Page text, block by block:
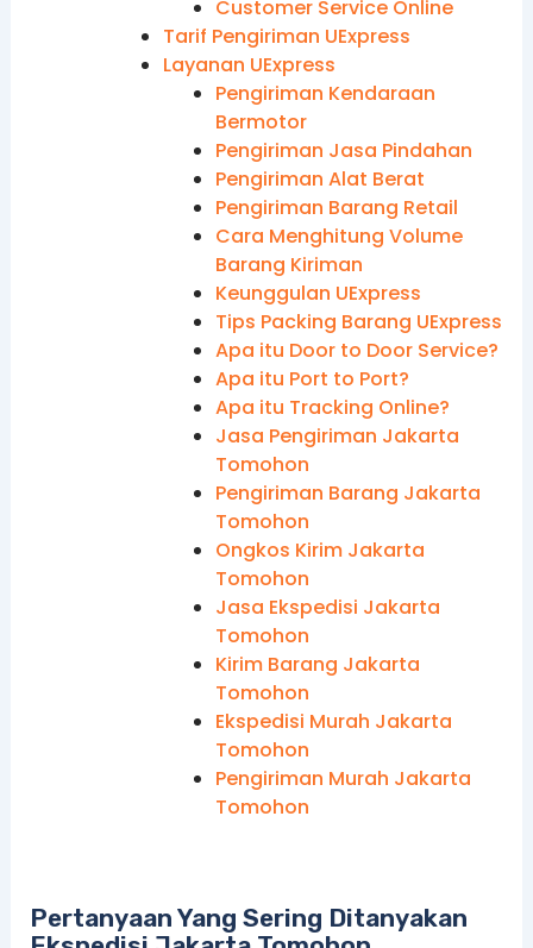
Customer Service Online
Tarif Pengiriman UExpress
Layanan UExpress
Pengiriman Kendaraan
Bermotor
Pengiriman Jasa Pindahan
Pengiriman Alat Berat
Pengiriman Barang Retail
Cara Menghitung Volume
Barang Kiriman
Keunggulan UExpress
Tips Packing Barang UExpress
Apa itu Door to Door Service?
Apa itu Port to Port?
Apa itu Tracking Online?
Jasa Pengiriman Jakarta
Tomohon
Pengiriman Barang Jakarta
Tomohon
Ongkos Kirim Jakarta
Tomohon
Jasa Ekspedisi Jakarta
Tomohon
Kirim Barang Jakarta
Tomohon
Ekspedisi Murah Jakarta
Tomohon
Pengiriman Murah Jakarta
Tomohon
Pertanyaan Yang Sering Ditanyakan